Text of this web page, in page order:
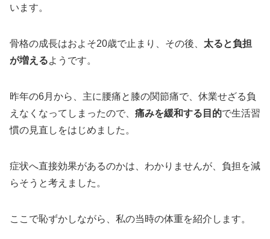
います。
骨格の成長はおよそ20歳で止まり、その後、 太ると負担
が増えるようです。
昨年の6月から、主に腰痛と膝の関節痛で、休業せざる負
えなくなってしまったので、 痛みを緩和する目的で生活習
慣の見直しをはじめました。
症状へ直接効果があるのかは、わかりませんが、負担を減
らそうと考えました。
ここで恥ずかしながら、私の当時の体重を紹介します。